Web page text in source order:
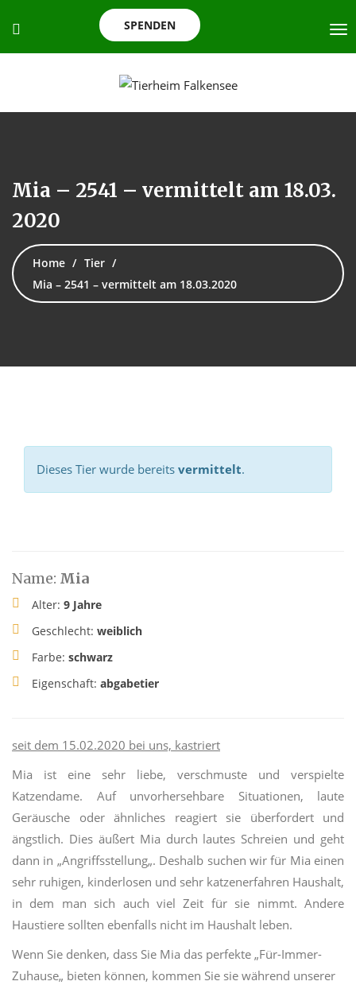
SPENDEN
Mia – 2541 – vermittelt am 18.03.
2020
Home
Tier
Mia – 2541 – vermittelt am 18.03.2020
Dieses Tier wurde bereits vermittelt.
Name: Mia
Alter: 9 Jahre
Geschlecht: weiblich
Farbe: schwarz
Eigenschaft: abgabetier
seit dem 15.02.2020 bei uns, kastriert
Mia ist eine sehr liebe, verschmuste und verspielte
Katzendame. Auf unvorhersehbare Situationen, laute
Geräusche oder ähnliches reagiert sie überfordert und
ängstlich. Dies äußert Mia durch lautes Schreien und geht
dann in „Angriffsstellung„. Deshalb suchen wir für Mia einen
sehr ruhigen, kinderlosen und sehr katzenerfahren Haushalt,
in dem man sich auch viel Zeit für sie nimmt. Andere
Haustiere sollten ebenfalls nicht im Haushalt leben.
Wenn Sie denken, dass Sie Mia das perfekte „Für-Immer-
Zuhause„ bieten können, kommen Sie sie während unserer